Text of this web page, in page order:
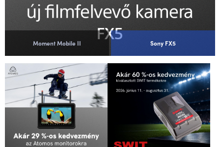
Moment Mobile II Sony FX5